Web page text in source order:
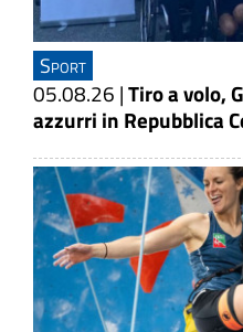
Sport
05.08.26 |Tiro a volo,
azzurri in Repubblica